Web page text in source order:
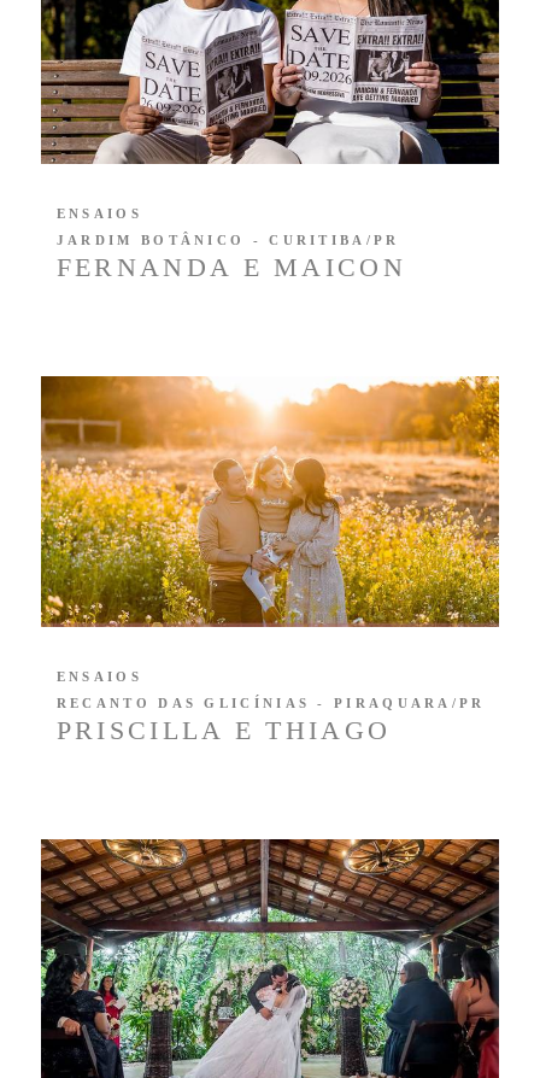
FERNANDA E MAICON
ENSAIOS
JARDIM BOTÂNICO - CURITIBA/PR
PRISCILLA E THIAGO
ENSAIOS
RECANTO DAS GLICÍNIAS - PIRAQUARA/PR